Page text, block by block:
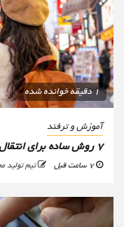
1 دقیقه خوانده شده
آموزش و ترفند
تیم تولید محتوا